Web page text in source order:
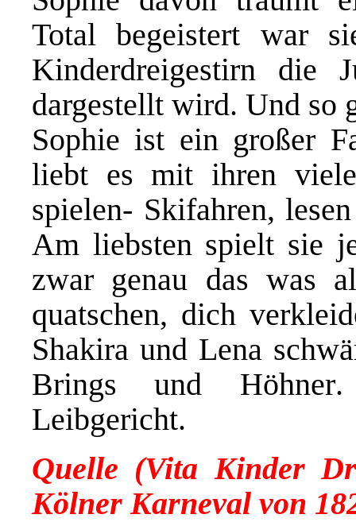
Total begeistert war
Kinderdreigestirn die
dargestellt wird. Und so
Sophie ist ein großer
liebt es mit ihren
spielen- Skifahren,
Am liebsten spielt sie
zwar genau das was
quatschen, dich
Shakira und Lena
Brings und
Leibgericht.
Quelle (Vita Kinder
Kölner Karneval von